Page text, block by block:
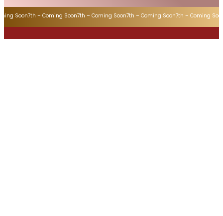
Soon7th – Coming Soon7th – Coming Soon7th – Coming Soon7th – Coming